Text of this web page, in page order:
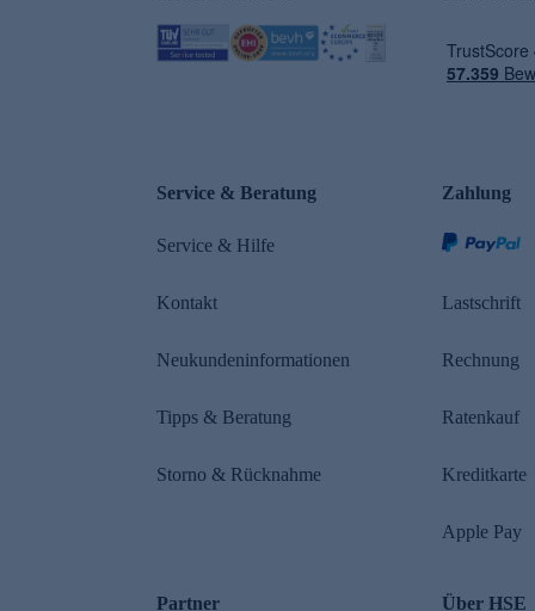
Service & Beratung
Service & Hilfe
Kontakt
Neukundeninformationen
Tipps & Beratung
Storno & Rücknahme
Zahlung
Lastschrift
Rechnung
Ratenkauf
Kreditkarte
Apple Pay
Partner Über HSE